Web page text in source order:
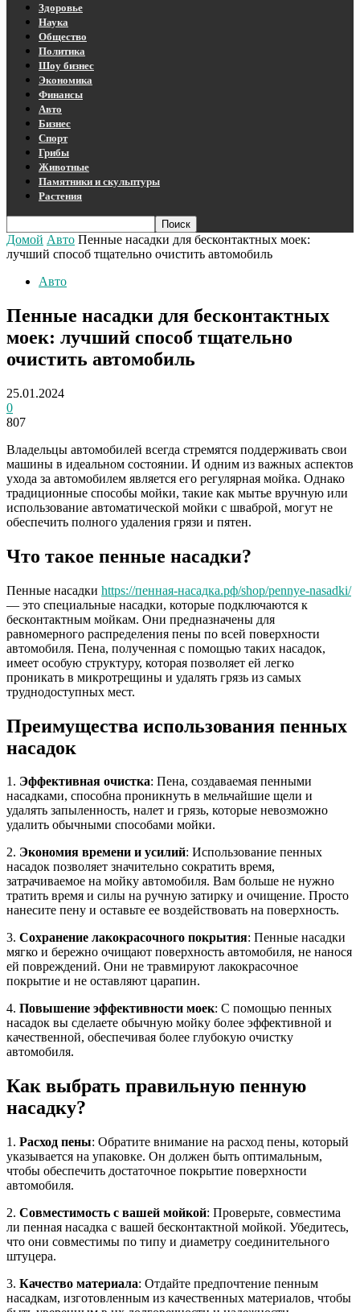
Здоровье
Наука
Общество
Политика
Шоу бизнес
Экономика
Финансы
Авто
Бизнес
Спорт
Грибы
Животные
Памятники и скульптуры
Растения
Домой Авто Пенные насадки для бесконтактных моек:
лучший способ тщательно очистить автомобиль
Авто
Пенные насадки для бесконтактных
моек: лучший способ тщательно
очистить автомобиль
25.01.2024
0
807
Владельцы автомобилей всегда стремятся поддерживать свои
машины в идеальном состоянии. И одним из важных аспектов
ухода за автомобилем является его регулярная мойка. Однако
традиционные способы мойки, такие как мытье вручную или
использование автоматической мойки с шваброй, могут не
обеспечить полного удаления грязи и пятен.
Что такое пенные насадки?
Пенные насадки https://пенная-насадка.рф/shop/pennye-nasadki/
— это специальные насадки, которые подключаются к
бесконтактным мойкам. Они предназначены для
равномерного распределения пены по всей поверхности
автомобиля. Пена, полученная с помощью таких насадок,
имеет особую структуру, которая позволяет ей легко
проникать в микротрещины и удалять грязь из самых
труднодоступных мест.
Преимущества использования пенных
насадок
1. Эффективная очистка: Пена, создаваемая пенными
насадками, способна проникнуть в мельчайшие щели и
удалять запыленность, налет и грязь, которые невозможно
удалить обычными способами мойки.
2. Экономия времени и усилий: Использование пенных
насадок позволяет значительно сократить время,
затрачиваемое на мойку автомобиля. Вам больше не нужно
тратить время и силы на ручную затирку и очищение. Просто
нанесите пену и оставьте ее воздействовать на поверхность.
3. Сохранение лакокрасочного покрытия: Пенные насадки
мягко и бережно очищают поверхность автомобиля, не нанося
ей повреждений. Они не травмируют лакокрасочное
покрытие и не оставляют царапин.
4. Повышение эффективности моек: С помощью пенных
насадок вы сделаете обычную мойку более эффективной и
качественной, обеспечивая более глубокую очистку
автомобиля.
Как выбрать правильную пенную
насадку?
1. Расход пены: Обратите внимание на расход пены, который
указывается на упаковке. Он должен быть оптимальным,
чтобы обеспечить достаточное покрытие поверхности
автомобиля.
2. Совместимость с вашей мойкой: Проверьте, совместима
ли пенная насадка с вашей бесконтактной мойкой. Убедитесь,
что они совместимы по типу и диаметру соединительного
штуцера.
3. Качество материала: Отдайте предпочтение пенным
насадкам, изготовленным из качественных материалов, чтобы